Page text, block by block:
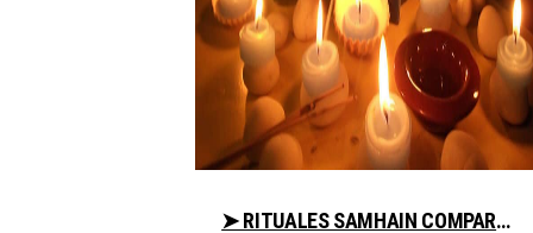
➤ RITUALES SAMHAIN COMPARA PRECIO PARA COMPRAR CON LIBRERIAESOTERICA.NET